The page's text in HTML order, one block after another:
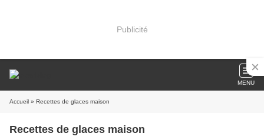
Publicité
MENU
Accueil » Recettes de glaces maison
Recettes de glaces maison